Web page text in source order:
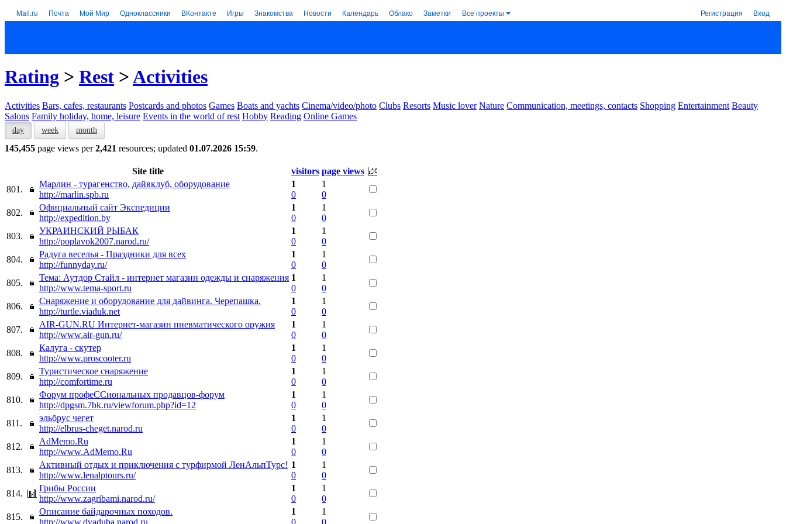
Mail.ru Почта Мой Мир Одноклассники ВКонтакте Игры Знакомства Новости Календарь Облако Заметки Все проекты Регистрация Вход
Rating > Rest >Activities
Activities Bars, cafes, restaurants Postcards and photos Games Boats and yachts Cinema/video/photo Clubs Resorts Music lover Nature Communication, meetings, contacts Shopping Entertainment Beauty
Salons Family holiday, home, leisure Events in the world of rest Hobby Reading Online Games
day week month
145,455 page views per2,421 resources; updated 01.07.2026 15:59.
Site title visitors page views
801.
Марлин - турагенство, дайвклуб, оборудование
http://marlin.spb.ru
1
0
1
0
802.
Официальный сайт Экспедиции
http://expedition.by
1
0
1
0
803.
УКРАИНСКИЙ РЫБАК
http://poplavok2007.narod.ru/
1
0
1
0
804.
Радуга веселья - Праздники для всех
http://funnyday.ru/
1
0
1
0
805.
Тема: Аутдор Стайл - интернет магазин одежды и снаряжения
http://www.tema-sport.ru
1
0
1
0
806.
Снаряжение и оборудование для дайвинга. Черепашка.
http://turtle.viaduk.net
1
0
1
0
807.
AIR-GUN.RU Интернет-магазин пневматического оружия
http://www.air-gun.ru/
1
0
1
0
808.
Калуга - скутер
http://www.proscooter.ru
1
0
1
0
809.
Туристическое снаряжение
http://comfortime.ru
1
0
1
0
810.
Форум профеССиональных продавцов-форум
http://dpgsm.7bk.ru/viewforum.php?id=12
1
0
1
0
811.
эльбрус чегет
http://elbrus-cheget.narod.ru
1
0
1
0
812.
AdMemo.Ru
http://www.AdMemo.Ru
1
0
1
0
813.
Активный отдых и приключения с турфирмой ЛенАльпТурс!
http://www.lenalptours.ru/
1
0
1
0
814.
Грибы России
http://www.zagribami.narod.ru/
1
0
1
0
815.
Описание байдарочных походов.
http://www.dvaduba.narod.ru
1
0
1
0